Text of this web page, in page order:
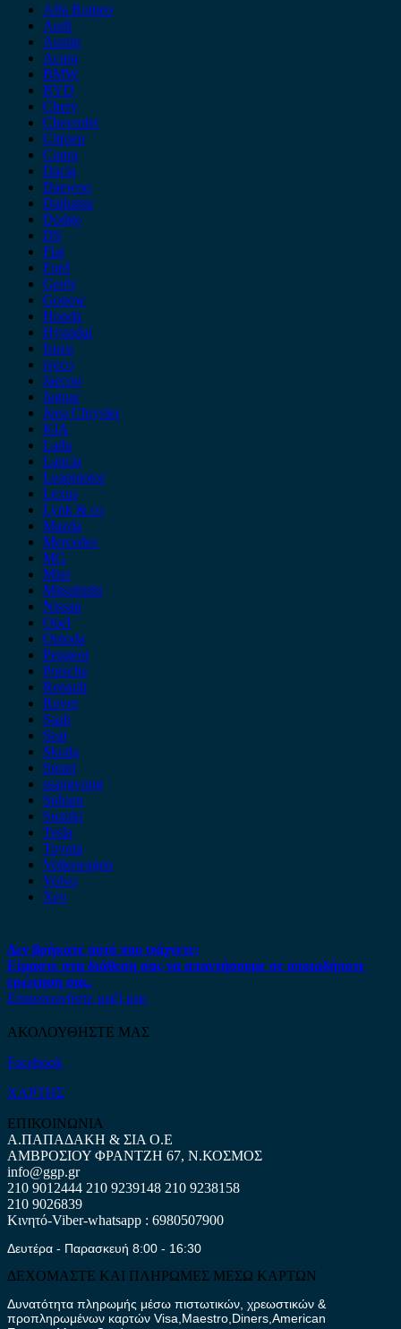
Alfa Romeo
Audi
Austin
Acura
BMW
BYD
Chery
Chevrolet
Citroen
Cupra
Dacia
Daewoo
Daihatsu
Dodge
DS
Fiat
Ford
Geely
Gonow
Honda
Hyundai
Isuzu
iveco
Jaecoo
Jaguar
Jeep Chrysler
KIA
Lada
Lancia
Leapmotor
Lexus
Lynk & co
Mazda
Mercedes
MG
Mini
Mitsubishi
Nissan
Opel
Omoda
Peugeot
Porsche
Renault
Rover
Saab
Seat
Skoda
Smart
ssangyong
Subaru
Suzuki
Tesla
Toyota
Volkswagen
Volvo
Xev
Δεν βρήκατε αυτό που ψάχνετε;
Είμαστε στη διάθεση σας να απαντήσουμε σε οποιαδήποτε
ερώτηση σας.
Επικοινωνήστε μαζί μας
ΑΚΟΛΟΥΘΗΣΤΕ ΜΑΣ
Facebook
ΧΑΡΤΗΣ
ΕΠΙΚΟΙΝΩΝΙΑ
Α.ΠΑΠΑΔΑΚΗ & ΣΙΑ Ο.Ε
ΑΜΒΡΟΣΙΟΥ ΦΡΑΝΤΖΗ 67, Ν.ΚΟΣΜΟΣ
info@ggp.gr
210 9012444 210 9239148 210 9238158
210 9026839
Κινητό-Viber-whatsapp : 6980507900
Δευτέρα - Παρασκευή 8:00 - 16:30
ΔΕΧΟΜΑΣΤΕ ΚΑΙ ΠΛΗΡΩΜΕΣ ΜΕΣΩ ΚΑΡΤΩΝ
Δυνατότητα πληρωμής μέσω πιστωτικών, χρεωστικών &
προπληρωμένων καρτών Visa,Maestro,Diners,American